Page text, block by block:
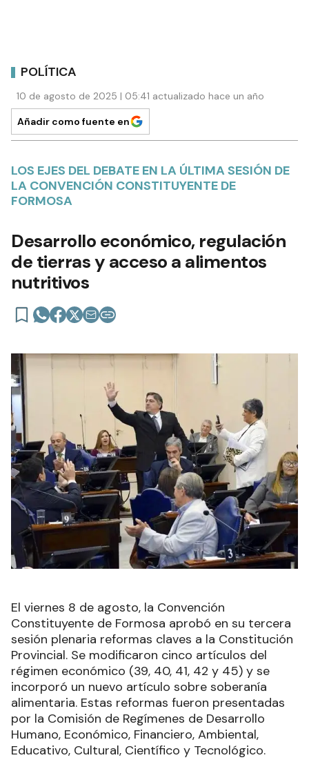
POLÍTICA
10 de agosto de 2025 | 05:41 actualizado hace un año
Añadir como fuente en
LOS EJES DEL DEBATE EN LA ÚLTIMA SESIÓN DE
LA CONVENCIÓN CONSTITUYENTE DE
FORMOSA
Desarrollo económico, regulación
de tierras y acceso a alimentos
nutritivos
El viernes 8 de agosto, la Convención
Constituyente de Formosa aprobó en su tercera
sesión plenaria reformas claves a la Constitución
Provincial. Se modificaron cinco artículos del
régimen económico (39, 40, 41, 42 y 45) y se
incorporó un nuevo artículo sobre soberanía
alimentaria. Estas reformas fueron presentadas
por la Comisión de Regímenes de Desarrollo
Humano, Económico, Financiero, Ambiental,
Educativo, Cultural, Científico y Tecnológico.